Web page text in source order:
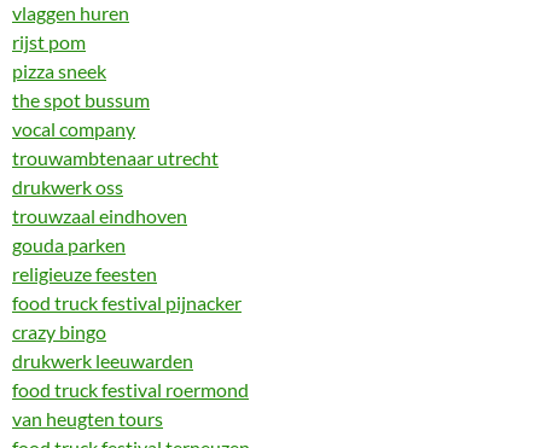
vlaggen huren
rijst pom
pizza sneek
the spot bussum
vocal company
trouwambtenaar utrecht
drukwerk oss
trouwzaal eindhoven
gouda parken
religieuze feesten
food truck festival pijnacker
crazy bingo
drukwerk leeuwarden
food truck festival roermond
van heugten tours